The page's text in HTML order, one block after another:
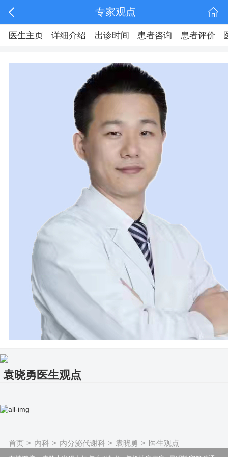
专家观点
医生主页 详细介绍 出诊时间 患者咨询 患者评价
袁晓勇医生观点
首页 > 内科 > 内分泌代谢科 > 袁晓勇 > 医生观点